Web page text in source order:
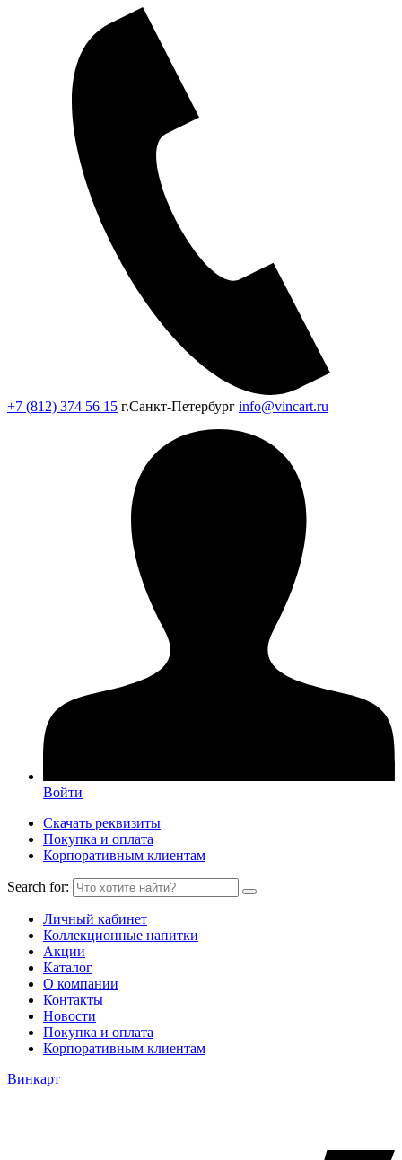
+7 (812) 374 56 15 г.Санкт-Петербург info@vincart.ru
Войти
Скачать реквизиты
Покупка и оплата
Корпоративным клиентам
Search for:
Личный кабинет
Коллекционные напитки
Акции
Каталог
О компании
Контакты
Новости
Покупка и оплата
Корпоративным клиентам
Винкарт